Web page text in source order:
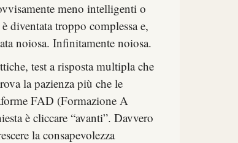
meno intelligenti o
diventata troppo complessa e,
noiosa. Infinitamente noiosa.
test a risposta multipla che
la pazienza più che le
FAD (Formazione A
è cliccare “avanti”. Davvero
la consapevolezza